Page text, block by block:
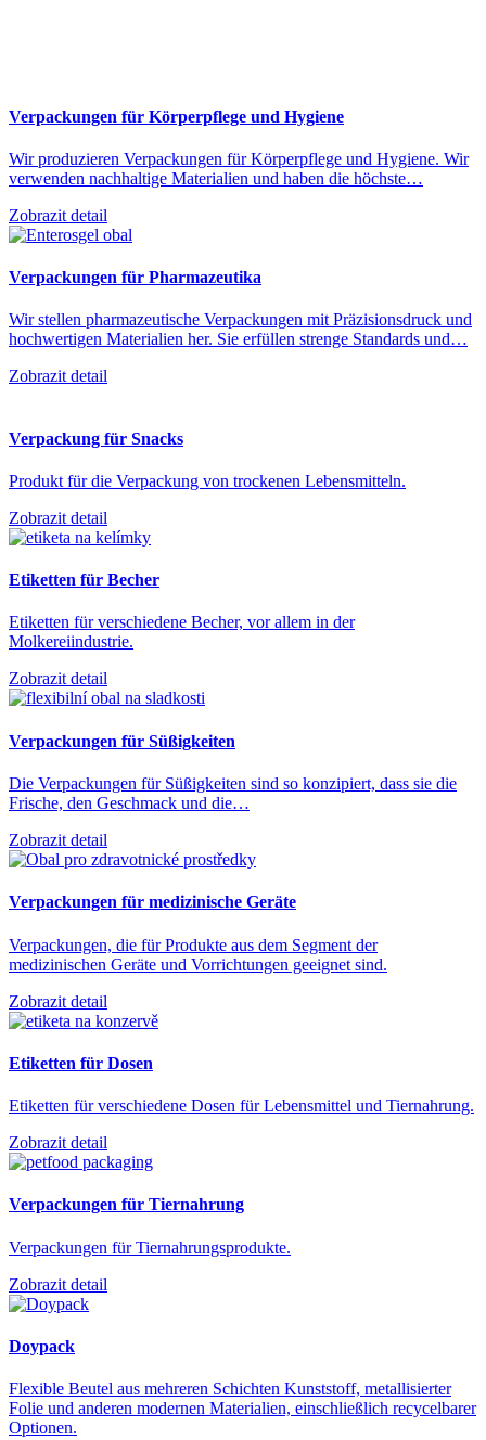
Verpackungen für Körperpflege und Hygiene
Wir produzieren Verpackungen für Körperpflege und Hygiene. Wir
verwenden nachhaltige Materialien und haben die höchste…
Zobrazit detail
Verpackungen für Pharmazeutika
Wir stellen pharmazeutische Verpackungen mit Präzisionsdruck und
hochwertigen Materialien her. Sie erfüllen strenge Standards und…
Zobrazit detail
Verpackung für Snacks
Produkt für die Verpackung von trockenen Lebensmitteln.
Zobrazit detail
Etiketten für Becher
Etiketten für verschiedene Becher, vor allem in der
Molkereiindustrie.
Zobrazit detail
Verpackungen für Süßigkeiten
Die Verpackungen für Süßigkeiten sind so konzipiert, dass sie die
Frische, den Geschmack und die…
Zobrazit detail
Verpackungen für medizinische Geräte
Verpackungen, die für Produkte aus dem Segment der
medizinischen Geräte und Vorrichtungen geeignet sind.
Zobrazit detail
Etiketten für Dosen
Etiketten für verschiedene Dosen für Lebensmittel und Tiernahrung.
Zobrazit detail
Verpackungen für Tiernahrung
Verpackungen für Tiernahrungsprodukte.
Zobrazit detail
Doypack
Flexible Beutel aus mehreren Schichten Kunststoff, metallisierter
Folie und anderen modernen Materialien, einschließlich recycelbarer
Optionen.